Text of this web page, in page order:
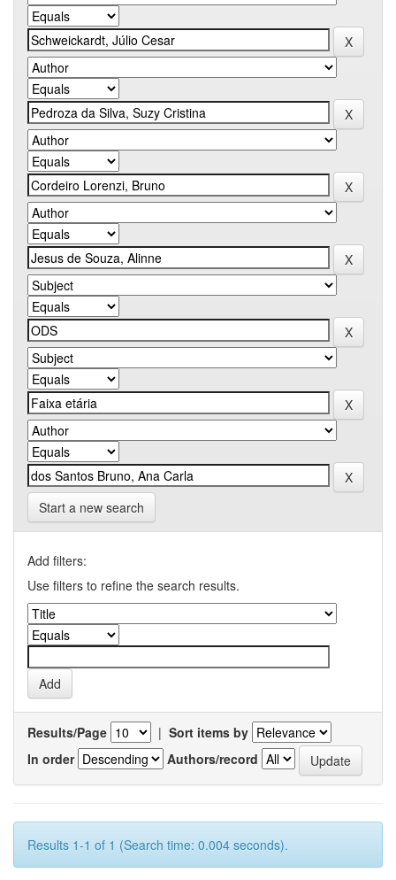
Start a new search
Add filters:
Use filters to refine the search results.
Results/Page | Sort items by
In order
Authors/record
Results 1-1 of 1 (Search time: 0.004 seconds).